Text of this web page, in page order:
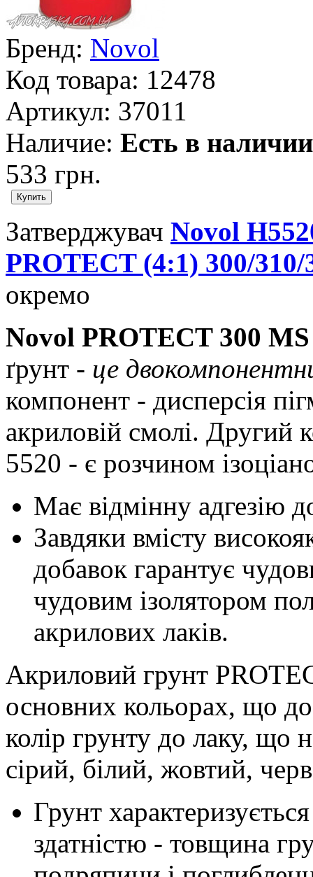
Бренд: Novol
Код товара: 12478
Артикул: 37011
Наличие: Есть в наличии
533 грн.
Затверджувач Novol
PROTECT (4:1) 300/310/
окремо
Novol PROTECT 300
ґрунт - це
компонент - дисперсія
акриловій смолі. Другий
5520 - є розчином
Має відмінну адгезію
Завдяки вмісту
добавок гарантує
чудовим ізолятором
акрилових лаків.
Акриловий грунт
основних кольорах, що
колір грунту до лаку, що
сірий, білий, жовтий,
Грунт
здатністю - товщина